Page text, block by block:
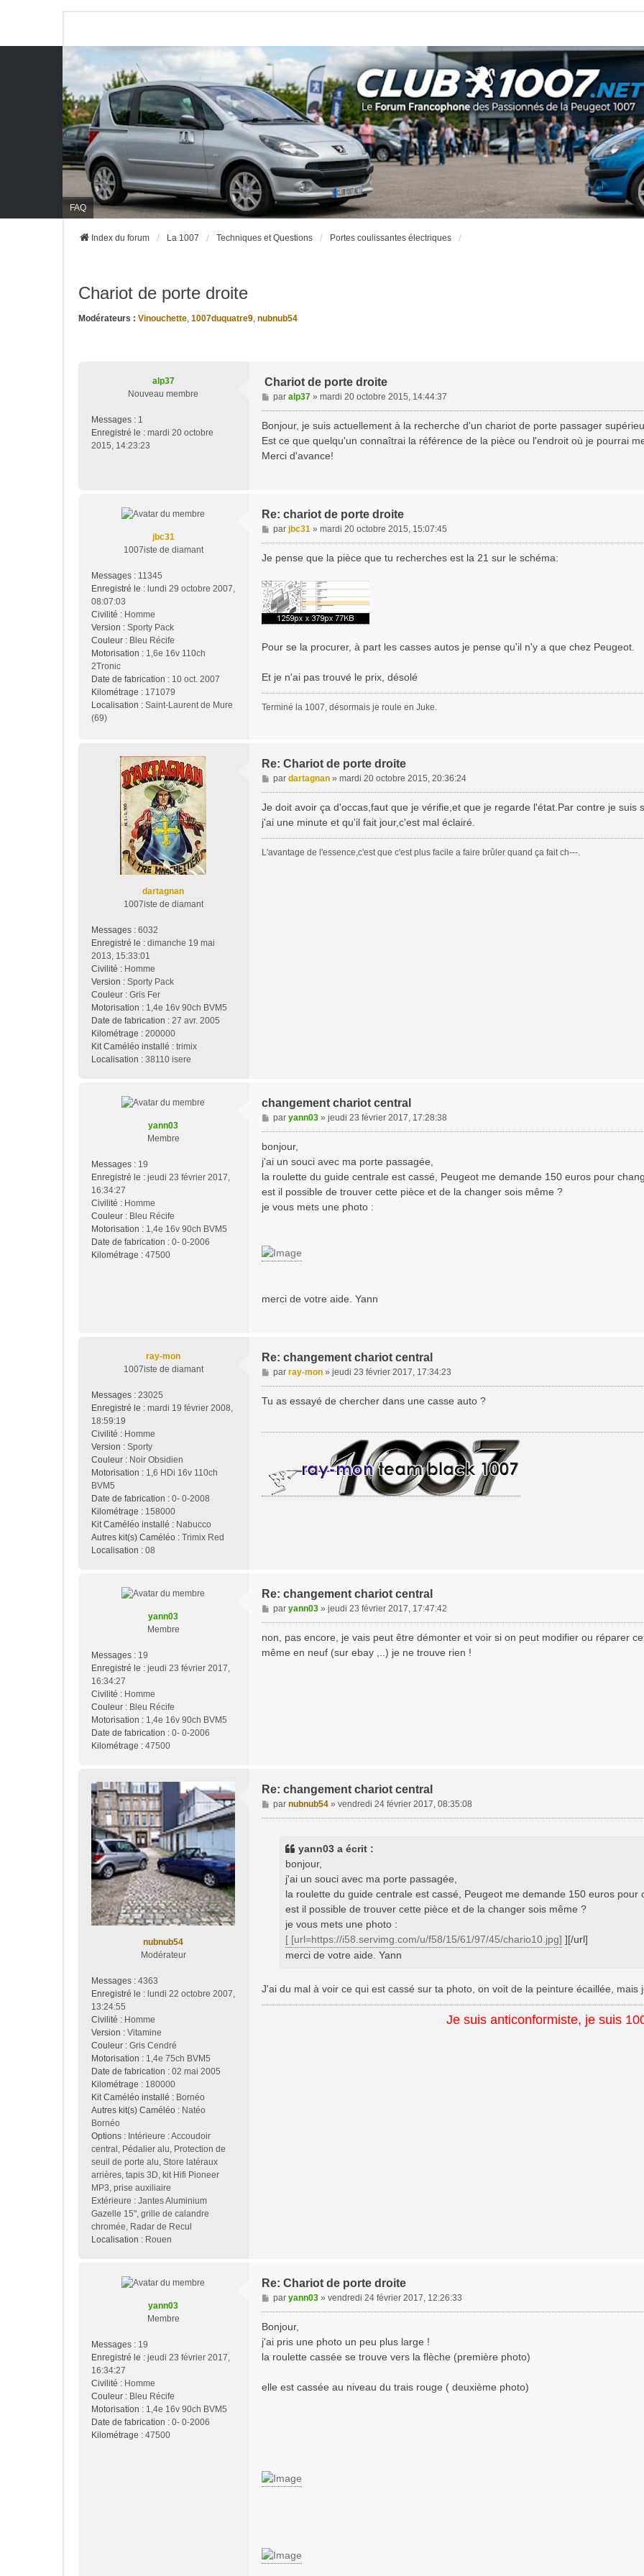
FAQ
Index du forum La 1007 Techniques et Questions Portes coulissantes électriques
Chariot de porte droite
Modérateurs : Vinouchette, 1007duquatre9, nubnub54
alp37
Nouveau membre
Messages : 1
Enregistré le : mardi 20 octobre
2015, 14:23:23
Chariot de porte droite
M
e
s
g
par alp37» mardi 20 octobre 2015, 14:44:37
Bonjour, je suis actuellement à la recherche d'un chariot de porte passager
Est ce que quelqu'un connaîtrai la référence de la pièce ou l'endroit où je pourrai
Merci d'avance!
jbc31
1007iste de diamant
Messages : 11345
Enregistré le : lundi 29 octobre 2007,
08:07:03
Civilité : Homme
Version : Sporty Pack
Couleur : Bleu Récife
Motorisation : 1,6e 16v 110ch
2Tronic
Date de fabrication : 10 oct. 2007
Kilométrage : 171079
Localisation : Saint-Laurent de Mure
(69)
Re: chariot de porte droite
M
e
s
a
g
e
par jbc31» mardi 20 octobre 2015, 15:07:45
Je pense que la pièce que tu recherches est la 21 sur le schéma:
Pour se la procurer, à part les casses autos je pense qu'il n'y a que chez Peugeot.
Et je n'ai pas trouvé le prix, désolé
Terminé la 1007, désormais je roule en Juke.
dartagnan
1007iste de diamant
Messages : 6032
Enregistré le : dimanche 19 mai
2013, 15:33:01
Civilité : Homme
Version : Sporty Pack
Couleur : Gris Fer
Motorisation : 1,4e 16v 90ch BVM5
Date de fabrication : 27 avr. 2005
Kilométrage : 200000
Kit Caméléo installé : trimix
Localisation : 38110 isere
Re: Chariot de porte droite
M
e
s
s
e
par dartagnan» mardi 20 octobre 2015, 20:36:24
Je doit avoir ça d'occas,faut que je vérifie,et que je regarde l'état.Par contre je suis
j'ai une minute et qu'il fait jour,c'est mal éclairé.
L'avantage de l'essence,c'est que c'est plus facile a faire brûler quand ça fait ch---.
yann03
Membre
Messages : 19
Enregistré le : jeudi 23 février 2017,
16:34:27
Civilité : Homme
Couleur : Bleu Récife
Motorisation : 1,4e 16v 90ch BVM5
Date de fabrication : 0- 0-2006
Kilométrage : 47500
changement chariot central
M
e
s
s
g
e
par yann03» jeudi 23 février 2017, 17:28:38
bonjour,
j'ai un souci avec ma porte passagée,
la roulette du guide centrale est cassé, Peugeot me demande 150 euros pour
est il possible de trouver cette pièce et de la changer sois même ?
je vous mets une photo :
merci de votre aide. Yann
ray-mon
1007iste de diamant
Messages : 23025
Enregistré le : mardi 19 février 2008,
18:59:19
Civilité : Homme
Version : Sporty
Couleur : Noir Obsidien
Motorisation : 1,6 HDi 16v 110ch
BVM5
Date de fabrication : 0- 0-2008
Kilométrage : 158000
Kit Caméléo installé : Nabucco
Autres kit(s) Caméléo : Trimix Red
Localisation : 08
Re: changement chariot central
M
e
s
par ray-mon» jeudi 23 février 2017, 17:34:23
Tu as essayé de chercher dans une casse auto ?
yann03
Membre
Messages : 19
Enregistré le : jeudi 23 février 2017,
16:34:27
Civilité : Homme
Couleur : Bleu Récife
Motorisation : 1,4e 16v 90ch BVM5
Date de fabrication : 0- 0-2006
Kilométrage : 47500
Re: changement chariot central
M
e
s
s
par yann03» jeudi 23 février 2017, 17:47:42
non, pas encore, je vais peut être démonter et voir si on peut modifier ou réparer
même en neuf (sur ebay ,..) je ne trouve rien !
nubnub54
Modérateur
Messages : 4363
Enregistré le : lundi 22 octobre 2007,
13:24:55
Civilité : Homme
Version : Vitamine
Couleur : Gris Cendré
Motorisation : 1,4e 75ch BVM5
Date de fabrication : 02 mai 2005
Kilométrage : 180000
Kit Caméléo installé : Bornéo
Autres kit(s) Caméléo : Natéo
Bornéo
Options : Intérieure : Accoudoir
central, Pédalier alu, Protection de
seuil de porte alu, Store latéraux
arrières, tapis 3D, kit Hifi Pioneer
MP3, prise auxiliaire
Extérieure : Jantes Aluminium
Gazelle 15", grille de calandre
chromée, Radar de Recul
Localisation : Rouen
Re: changement chariot central
M
e
par nubnub54» vendredi 24 février 2017, 08:35:08
yann03 a écrit :
bonjour,
j'ai un souci avec ma porte passagée,
la roulette du guide centrale est cassé, Peugeot me demande 150 euros pour
est il possible de trouver cette pièce et de la changer sois même ?
je vous mets une photo :
[ [url=https://i58.servimg.com/u/f58/15/61/97/45/chario10.jpg] ][/url]
merci de votre aide. Yann
J'ai du mal à voir ce qui est cassé sur ta photo, on voit de la peinture écaillée, mais
Je suis anticonformiste, je suis
yann03
Membre
Messages : 19
Enregistré le : jeudi 23 février 2017,
16:34:27
Civilité : Homme
Couleur : Bleu Récife
Motorisation : 1,4e 16v 90ch BVM5
Date de fabrication : 0- 0-2006
Kilométrage : 47500
Re: Chariot de porte droite
M
e
s
s
g
par yann03» vendredi 24 février 2017, 12:26:33
Bonjour,
j'ai pris une photo un peu plus large !
la roulette cassée se trouve vers la flèche (première photo)
elle est cassée au niveau du trais rouge ( deuxième photo)